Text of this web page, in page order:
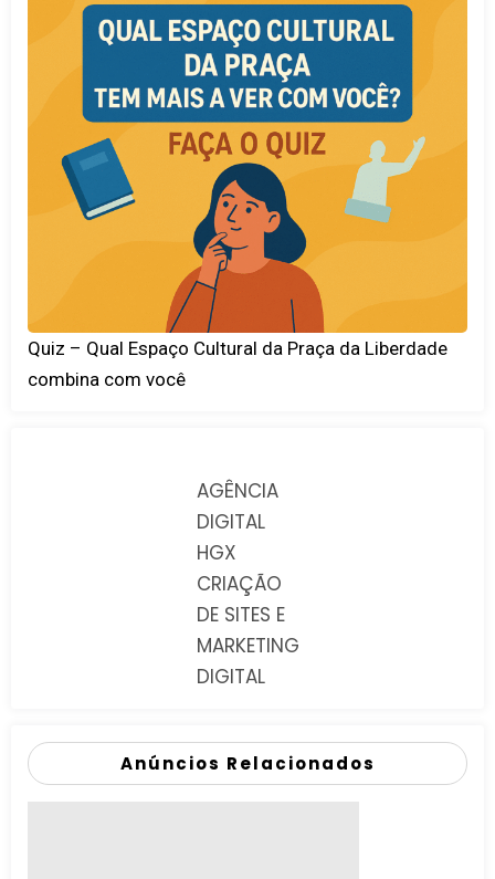
Quiz – Qual Espaço Cultural da Praça da Liberdade
combina com você
AGÊNCIA
DIGITAL
HGX
CRIAÇÃO
DE SITES E
MARKETING
DIGITAL
Anúncios Relacionados